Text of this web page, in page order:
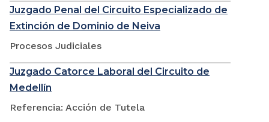
Juzgado Penal del Circuito Especializado de
Extinción de Dominio de Neiva
Procesos Judiciales
Juzgado Catorce Laboral del Circuito de
Medellín
Referencia: Acción de Tutela